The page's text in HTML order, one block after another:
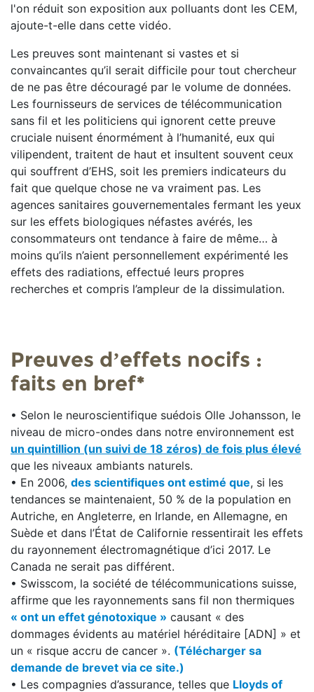
l'on réduit son exposition aux polluants dont les CEM,
ajoute-t-elle dans cette vidéo.
Les preuves sont maintenant si vastes et si
convaincantes qu’il serait difficile pour tout chercheur
de ne pas être découragé par le volume de données.
Les fournisseurs de services de télécommunication
sans fil et les politiciens qui ignorent cette preuve
cruciale nuisent énormément à l’humanité, eux qui
vilipendent, traitent de haut et insultent souvent ceux
qui souffrent d’EHS, soit les premiers indicateurs du
fait que quelque chose ne va vraiment pas. Les
agences sanitaires gouvernementales fermant les yeux
sur les effets biologiques néfastes avérés, les
consommateurs ont tendance à faire de même… à
moins qu’ils n’aient personnellement expérimenté les
effets des radiations, effectué leurs propres
recherches et compris l’ampleur de la dissimulation.
Preuves d’effets nocifs :
faits en bref*
• Selon le neuroscientifique suédois Olle Johansson, le
niveau de micro-ondes dans notre environnement est
un quintillion (un suivi de 18 zéros) de fois plus élevé
que les niveaux ambiants naturels.
• En 2006, des scientifiques ont estimé que, si les
tendances se maintenaient, 50 % de la population en
Autriche, en Angleterre, en Irlande, en Allemagne, en
Suède et dans l’État de Californie ressentirait les effets
du rayonnement électromagnétique d’ici 2017. Le
Canada ne serait pas différent.
• Swisscom, la société de télécommunications suisse,
affirme que les rayonnements sans fil non thermiques
« ont un effet génotoxique » causant « des
dommages évidents au matériel héréditaire [ADN] » et
un « risque accru de cancer ». (Télécharger sa
demande de brevet via ce site.)
• Les compagnies d’assurance, telles que Lloyds of